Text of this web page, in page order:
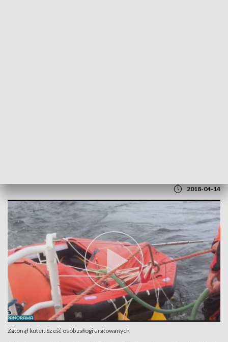
2018-04-14
Zatonął kuter. Sześć osób załogi uratowanych